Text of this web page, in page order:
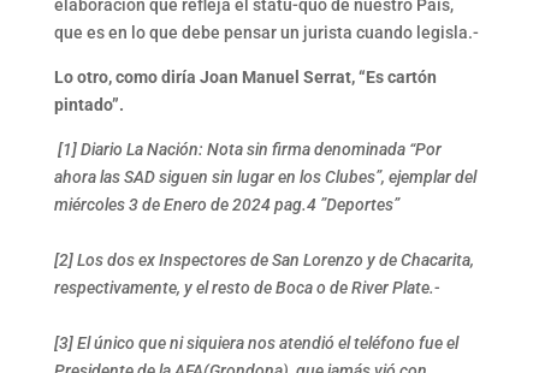
elaboración que refleja el statu-quo de nuestro País,
que es en lo que debe pensar un jurista cuando legisla.-
Lo otro, como diría Joan Manuel Serrat, “Es cartón
pintado”.
[1] Diario La Nación: Nota sin firma denominada “Por
ahora las SAD siguen sin lugar en los Clubes”, ejemplar del
miércoles 3 de Enero de 2024 pag.4 ”Deportes”
[2] Los dos ex Inspectores de San Lorenzo y de Chacarita,
respectivamente, y el resto de Boca o de River Plate.-
[3] El único que ni siquiera nos atendió el teléfono fue el